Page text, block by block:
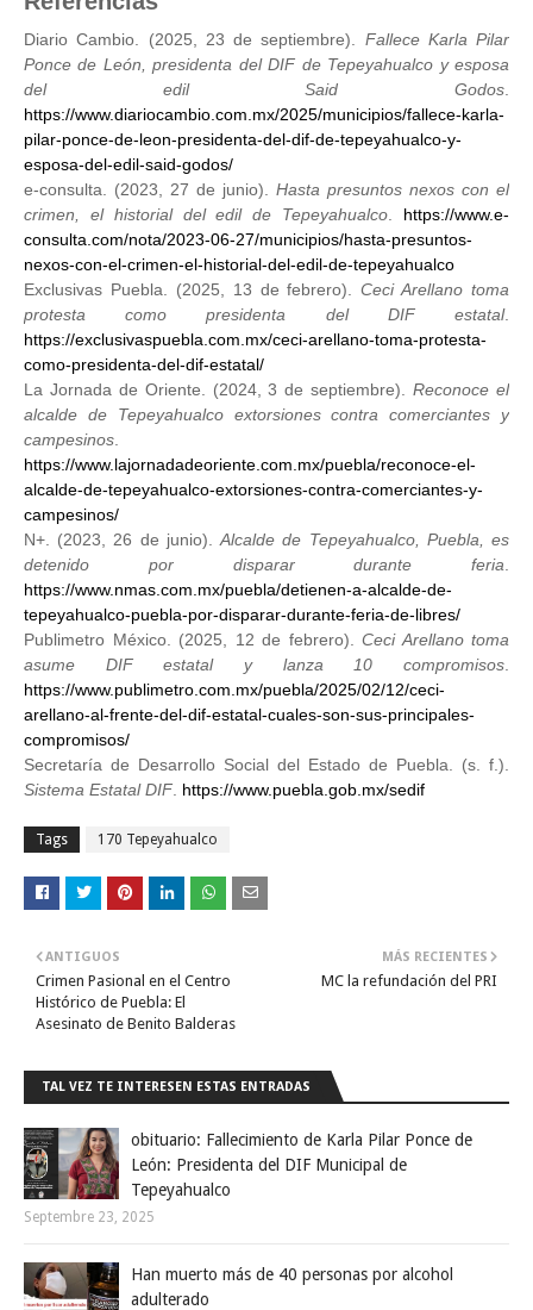
Diario Cambio. (2025, 23 de septiembre). Fallece Karla Pilar
Ponce de León, presidenta del DIF de Tepeyahualco y esposa
del edil Said Godos
https://www.diariocambio.com.mx/2025/municipios/fallece-karla-
pilar-ponce-de-leon-presidenta-del-dif-de-tepeyahualco-y-
esposa-del-edil-said-godos/
e-consulta. (2023, 27 de junio). Hasta presuntos nexos con el
crimen, el historial del edil de Tepeyahualco
https://www.e-
consulta.com/nota/2023-06-27/municipios/hasta-presuntos-
nexos-con-el-crimen-el-historial-del-edil-de-tepeyahualco
Exclusivas Puebla. (2025, 13 de febrero).Ceci Arellano toma
protesta como presidenta del DIF estatal.
https://exclusivaspuebla.com.mx/ceci-arellano-toma-protesta-
como-presidenta-del-dif-estatal/
La Jornada de Oriente. (2024, 3 de septiembre).Reconoce el
alcalde de Tepeyahualco extorsiones contra comerciantes y
campesinos
https://www.lajornadadeoriente.com.mx/puebla/reconoce-el-
alcalde-de-tepeyahualco-extorsiones-contra-comerciantes-y-
campesinos/
N+. (2023, 26 de junio).Alcalde de Tepeyahualco, Puebla, es
detenido por disparar durante feria
https://www.nmas.com.mx/puebla/detienen-a-alcalde-de-
tepeyahualco-puebla-por-disparar-durante-feria-de-libres/
Publimetro México. (2025, 12 de febrero). Ceci Arellano toma
asume DIF estatal y lanza 10 compromisos
https://www.publimetro.com.mx/puebla/2025/02/12/ceci-
arellano-al-frente-del-dif-estatal-cuales-son-sus-principales-
compromisos/
Secretaría de Desarrollo Social del Estado de Puebla. (s. f.).
Sistema Estatal DIF https://www.puebla.gob.mx/sedif
Tags 170 Tepeyahualco
MÁS RECIENTES
MC la refundación del PRI
ANTIGUOS
Crimen Pasional en el Centro
Histórico de Puebla: El
Asesinato de Benito Balderas
TAL VEZ TE INTERESEN ESTAS ENTRADAS
obituario: Fallecimiento de Karla Pilar Ponce de
León: Presidenta del DIF Municipal de
Tepeyahualco
Septembre 23, 2025
Han muerto más de 40 personas por alcohol
adulterado